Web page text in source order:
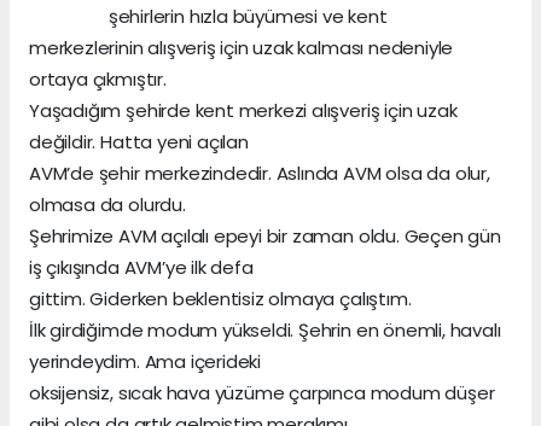
şehirlerin hızla büyümesi ve kent
merkezlerinin alışveriş için uzak kalması nedeniyle
ortaya çıkmıştır.
Yaşadığım şehirde kent merkezi alışveriş için uzak
değildir. Hatta yeni açılan
AVM’de şehir merkezindedir. Aslında AVM olsa da olur,
olmasa da olurdu.
Şehrimize AVM açılalı epeyi bir zaman oldu. Geçen gün
iş çıkışında AVM’ye ilk defa
gittim. Giderken beklentisiz olmaya çalıştım.
İlk girdiğimde modum yükseldi. Şehrin en önemli, havalı
yerindeydim. Ama içerideki
oksijensiz, sıcak hava yüzüme çarpınca modum düşer